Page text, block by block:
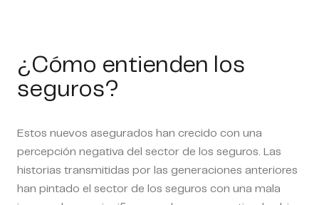
¿Cómo entienden los
seguros?
Estos nuevos asegurados han crecido con una
percepción negativa del sector de los seguros. Las
historias transmitidas por las generaciones anteriores
han pintado el sector de los seguros con una mala